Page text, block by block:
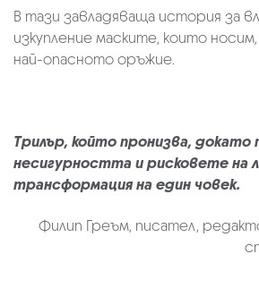
В тази завладяваща история за
изкупление маските, които
най-опасното оръжие.
Трилър, който пронизва, докато
несигурността и рисковете на
трансформация на един човек.
Филип Греъм, писател,